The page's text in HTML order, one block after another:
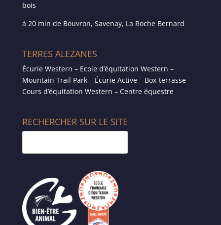
bois
à 20 min de Bouvron, Savenay, La Roche Bernard
TERRES ALEZANES
Écurie Western – Ecole d’équitation Western –
Mountain Trail Park – Écurie Active – Box-terrasse –
Cours d’équitation Western – Centre équestre
RECHERCHER SUR LE SITE